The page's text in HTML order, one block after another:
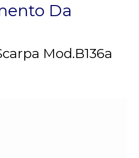
Da
Mod.B136a